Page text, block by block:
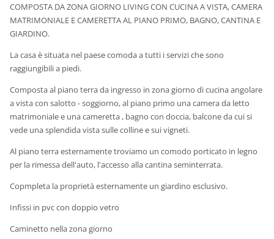
COMPOSTA DA ZONA GIORNO LIVING CON CUCINA A VISTA, CAMERA
MATRIMONIALE E CAMERETTA AL PIANO PRIMO, BAGNO, CANTINA E
GIARDINO.
La casa è situata nel paese comoda a tutti i servizi che sono
raggiungibili a piedi.
Composta al piano terra da ingresso in zona giorno di cucina angolare
a vista con salotto - soggiorno, al piano primo una camera da letto
matrimoniale e una cameretta , bagno con doccia, balcone da cui si
vede una splendida vista sulle colline e sui vigneti.
Al piano terra esternamente troviamo un comodo porticato in legno
per la rimessa dell'auto, l'accesso alla cantina seminterrata.
Copmpleta la proprietà esternamente un giardino esclusivo.
Infissi in pvc con doppio vetro
Caminetto nella zona giorno